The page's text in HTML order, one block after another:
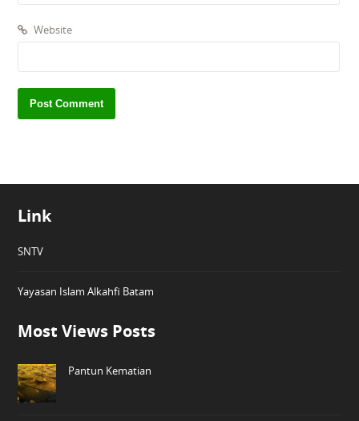
Website
Link
SNTV
Yayasan Islam Alkahfi Batam
Most Views Posts
Pantun Kematian